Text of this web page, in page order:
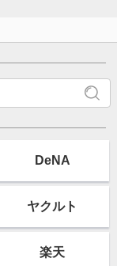
DeNA
ヤクルト
楽天